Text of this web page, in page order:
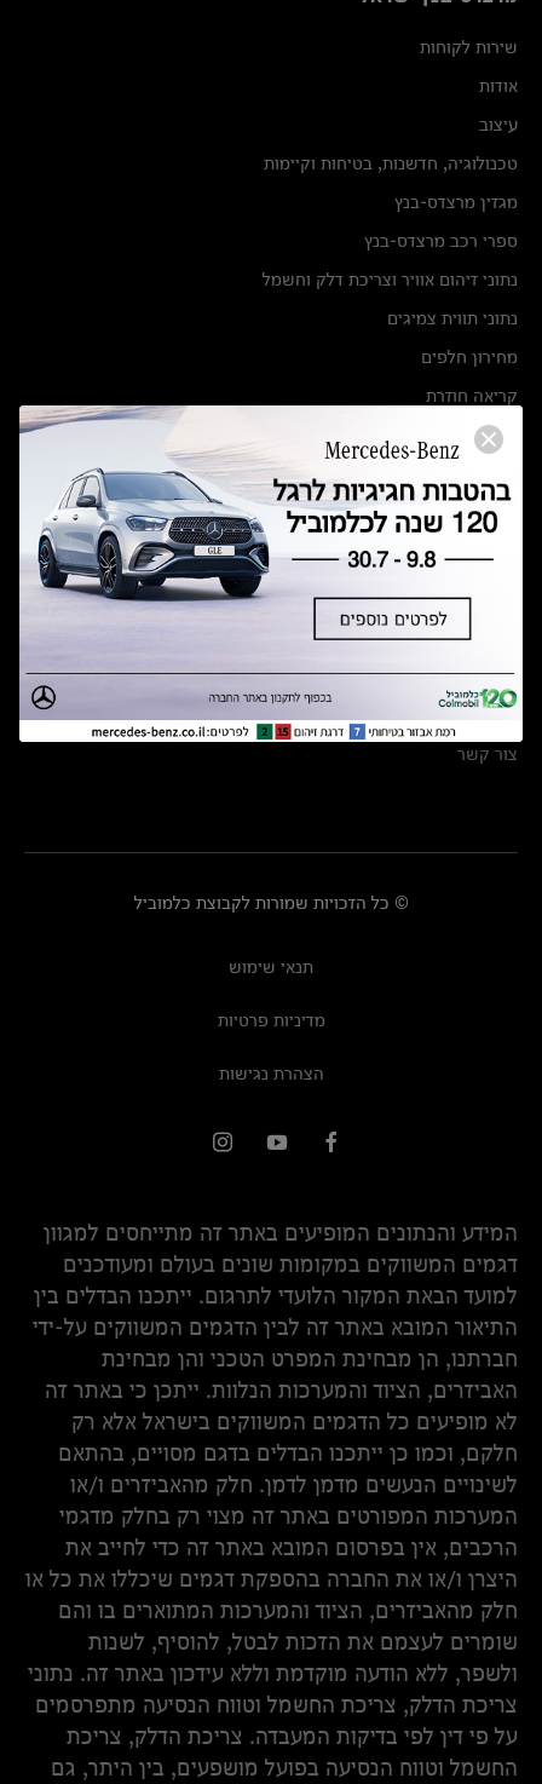
שירות לקוחות
אודות
עיצוב
טכנולוגיה, חדשנות, בטיחות וקיימות
מגזין מרצדס-בנץ
ספרי רכב מרצדס-בנץ
נתוני זיהום אוויר וצריכת דלק וחשמל
נתוני תווית צמיגים
מחירון חלפים
קריאה חוזרת
הודעה על הטבות לרכבי מרצדס בהסדר פשרה בתצ 56447-02-19
תקנון ימי מכירות 120 לכלמוביל
מצאו אותנו
אולמות תצוגה
מרכזי שירות
צור קשר
© כל הזכויות שמורות לקבוצת כלמוביל
תנאי שימוש
מדיניות פרטיות
הצהרת נגישות
המידע והנתונים המופיעים באתר זה מתייחסים למגוון
דגמים המשווקים במקומות שונים בעולם ומעודכנים
למועד הבאת המקור הלועדי לתרגום. ייתכנו הבדלים בין
התיאור המובא באתר זה לבין הדגמים המשווקים על-ידי
חברתנו, הן מבחינת המפרט הטכני והן מבחינת
האביזרים, הציוד והמערכות הנלוות. ייתכן כי באתר זה
לא מופיעים כל הדגמים המשווקים בישראל אלא רק
חלקם, וכמו כן ייתכנו הבדלים בדגם מסויים, בהתאם
לשינויים הנעשים מדמן לדמן. חלק מהאביזרים ו/או
המערכות המפורטים באתר זה מצוי רק בחלק מדגמי
הרכבים, אין בפרסום המובא באתר זה כדי לחייב את
היצרן ו/או את החברה בהספקת דגמים שיכללו את כל או
חלק מהאביזרים, הציוד והמערכות המתוארים בו והם
שומרים לעצמם את הזכות לבטל, להוסיף, לשנות
ולשפר, ללא הודעה מוקדמת וללא עידכון באתר זה. נתוני
צריכת הדלק, צריכת החשמל וטווח הנסיעה מתפרסמים
על פי דין לפי בדיקות המעבדה. צריכת הדלק, צריכת
החשמל וטווח הנסיעה בפועל מושפעים, בין היתר, גם